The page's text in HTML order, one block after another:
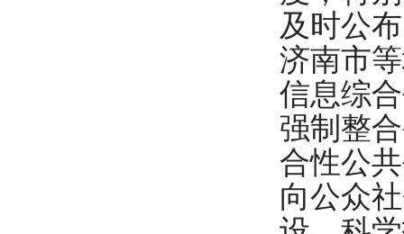
及时公
济南市
信息综
强制整
合性公
向公众